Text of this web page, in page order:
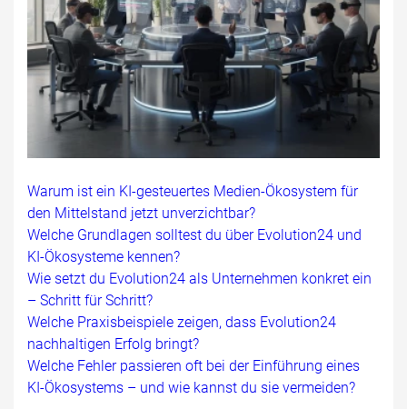
Warum ist ein KI-gesteuertes Medien-Ökosystem für
den Mittelstand jetzt unverzichtbar?
Welche Grundlagen solltest du über Evolution24 und
KI-Ökosysteme kennen?
Wie setzt du Evolution24 als Unternehmen konkret ein
– Schritt für Schritt?
Welche Praxisbeispiele zeigen, dass Evolution24
nachhaltigen Erfolg bringt?
Welche Fehler passieren oft bei der Einführung eines
KI-Ökosystems – und wie kannst du sie vermeiden?